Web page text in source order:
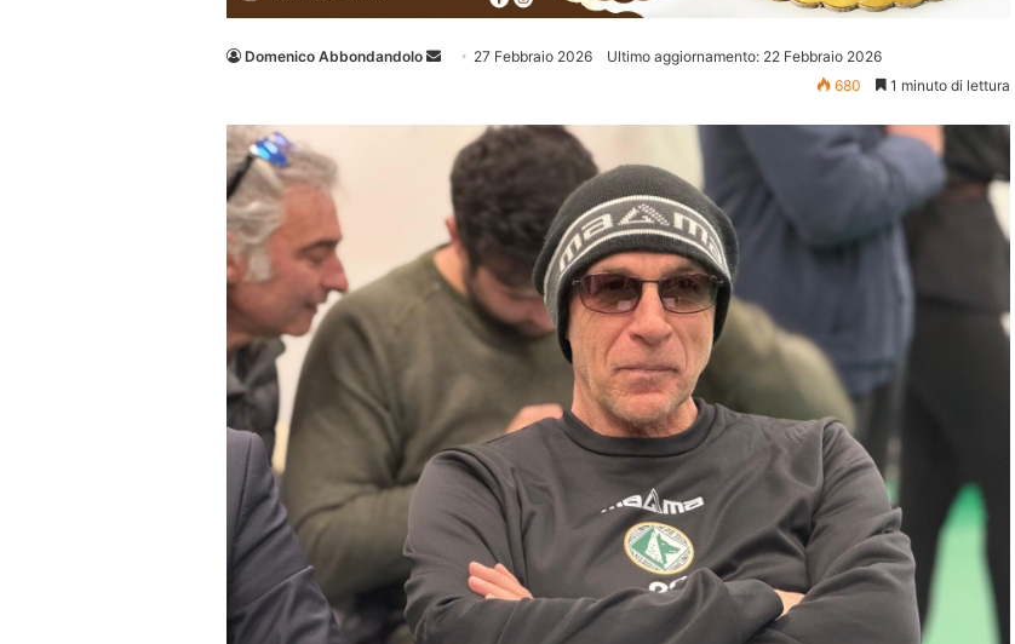
Domenico Abbondandolo
Invia 27 Febbraio 2026
Ultimo aggiornamento: 22 Febbraio 2026
680
1 minuto di lettura